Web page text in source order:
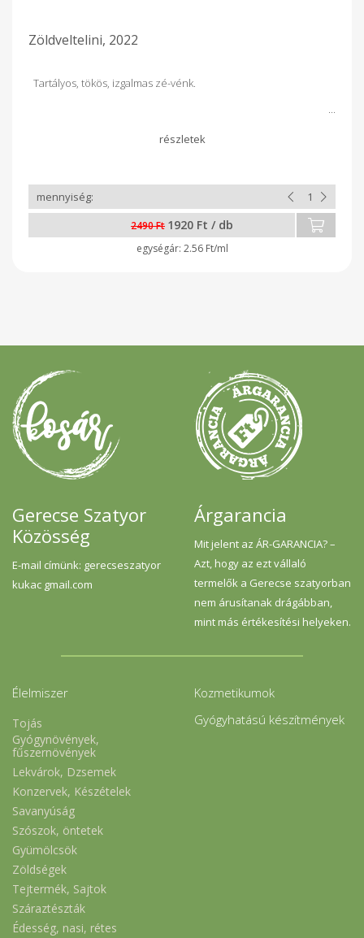
Zöldveltelini, 2022
Tartályos, tökös, izgalmas zé-vénk.
2490 Ft 1920 Ft / db
2.56 Ft/ml
Gerecse Szatyor
Közösség
E-mail címünk: gerecseszatyor
kukac gmail.com
Árgarancia
Mit jelent az ÁR-GARANCIA? –
Azt, hogy az ezt vállaló
termelők a Gerecse szatyorban
nem árusítanak drágábban,
mint más értékesítési helyeken.
Élelmiszer
Tojás
Gyógynövények,
fűszernövények
Lekvárok, Dzsemek
Konzervek, Készételek
Savanyúság
Szószok, öntetek
Gyümölcsök
Zöldségek
Tejtermék, Sajtok
Száraztészták
Édesség, nasi, rétes
Kozmetikumok
Gyógyhatású készítmények